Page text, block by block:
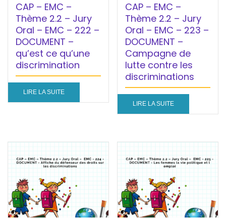
CAP – EMC –
Thème 2.2 – Jury
Oral – EMC – 222 –
DOCUMENT –
qu’est ce qu’une
discrimination
LIRE LA SUITE
CAP – EMC –
Thème 2.2 – Jury
Oral – EMC – 223 –
DOCUMENT –
Campagne de
lutte contre les
discriminations
LIRE LA SUITE